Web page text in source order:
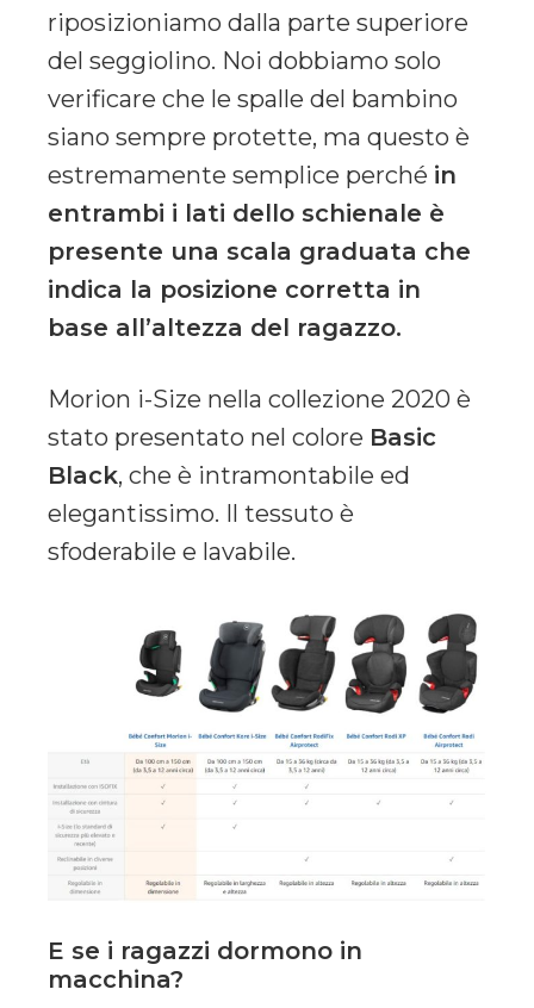
riposizioniamo dalla parte superiore
del seggiolino. Noi dobbiamo solo
verificare che le spalle del bambino
siano sempre protette, ma questo è
estremamente semplice perché in
entrambi i lati dello schienale è
presente una scala graduata che
indica la posizione corretta in
base all’altezza del ragazzo.
Morion i-Size nella collezione 2020 è
stato presentato nel colore Basic
Black, che è intramontabile ed
elegantissimo. Il tessuto è
sfoderabile e lavabile.
E se i ragazzi dormono in
macchina?